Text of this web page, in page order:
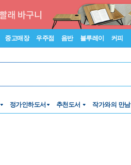
중고매장 우주점 음반 블루레이 커피
정가인하도서 추천도서 작가와의 만남